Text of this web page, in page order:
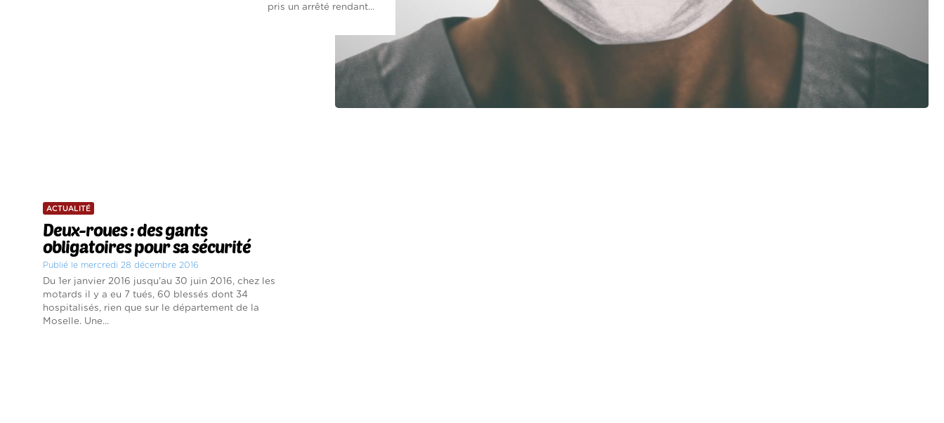
pris un arrêté rendant...
ACTUALITÉ
Deux-roues : des gants
obligatoires pour sa sécurité
Publié le mercredi 28 décembre 2016
Du 1er janvier 2016 jusqu'au 30 juin 2016, chez les
motards il y a eu 7 tués, 60 blessés dont 34
hospitalisés, rien que sur le département de la
Moselle. Une...